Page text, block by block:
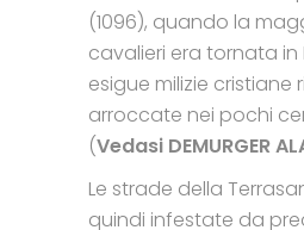
(1096), quando la
cavalieri era tornata in
esigue milizie cristiane
arroccate nei pochi
(Vedasi DEMURGER
Le strade della
quindi infestate da